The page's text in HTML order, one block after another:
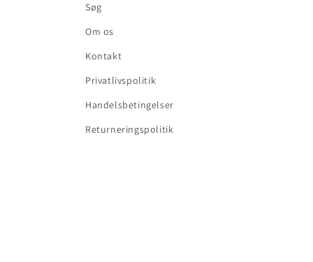
Søg
Om os
Kontakt
Privatlivspolitik
Handelsbetingelser
Returneringspolitik